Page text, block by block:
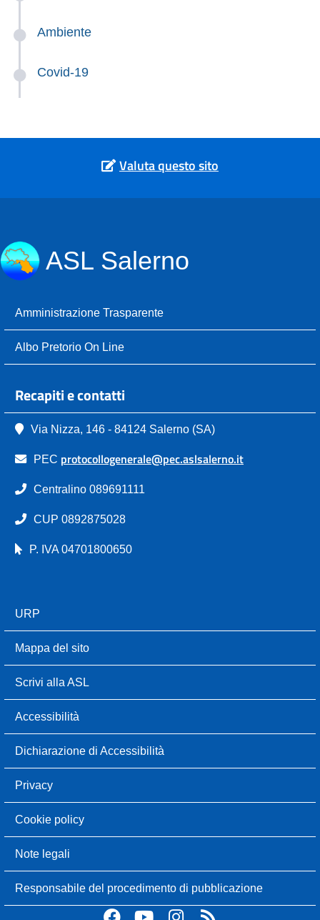
Ambiente
Covid-19
Valuta questo sito
ASL Salerno
Amministrazione Trasparente
Albo Pretorio On Line
Recapiti e contatti
Via Nizza, 146 - 84124 Salerno (SA)
PEC protocollogenerale@pec.aslsalerno.it
Centralino 089691111
CUP 0892875028
P. IVA 04701800650
URP
Mappa del sito
Scrivi alla ASL
Accessibilità
Dichiarazione di Accessibilità
Privacy
Cookie policy
Note legali
Responsabile del procedimento di pubblicazione